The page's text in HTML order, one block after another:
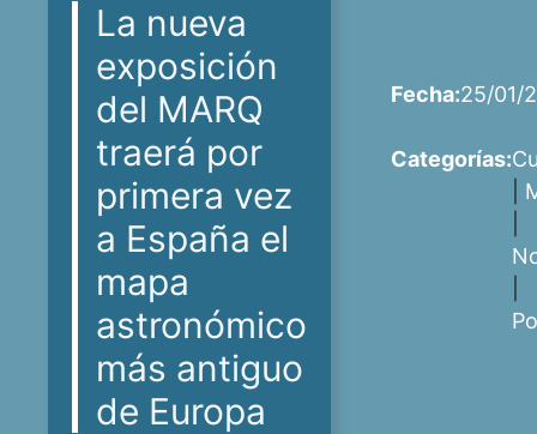
La nueva
exposición
del MARQ
traerá por
primera vez
a España el
mapa
astronómico
más antiguo
de Europa
Fecha:25/01/
Categorías: